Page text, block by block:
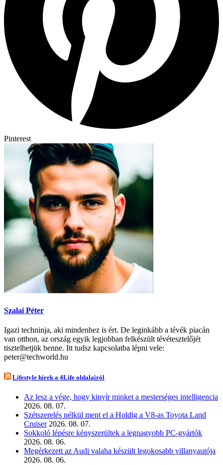
Pinterest
Szalai Péter
Igazi techninja, aki mindenhez is ért. De leginkább a tévék piacán
van otthon, az ország egyik legjobban felkészült tévétesztelőjét
tisztelhetjük benne. Itt tudsz kapcsolatba lépni vele:
peter@techworld.hu
Lifestyle hírek a 4Life oldalairól
Az lesz a vége, hogy kinyír minket a mesterséges intelligencia
2026. 08. 07.
Szétszerelés nélkül ment el a Holdig a V8-as Toyota Land
Cruiser 2026. 08. 07.
Sokkoló lépésre kényszerültek a legnagyobb PC-gyártók
2026. 08. 06.
Megérkezett az Audi valaha készült legokosabb villanyautója
2026. 08. 06.